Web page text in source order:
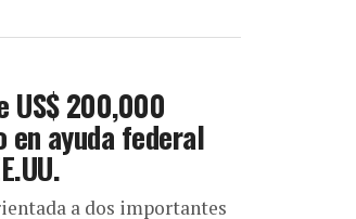
US$ 200,000
en ayuda federal
a dos importantes